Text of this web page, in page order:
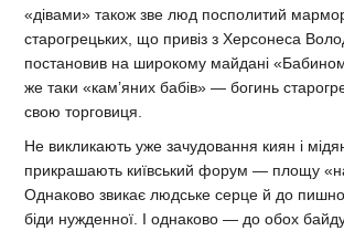
«дівами» також зве люд посполитий
старогрецьких, що привіз з Херсонеса
постановив на широкому майдані
же таки «кам’яних бабів» — богинь
свою торговиця.
Не викликають уже зачудовання киян і
прикрашають київський форум — площу
Однаково звикає людське серце й до
біди нужденної. І однаково — до обох